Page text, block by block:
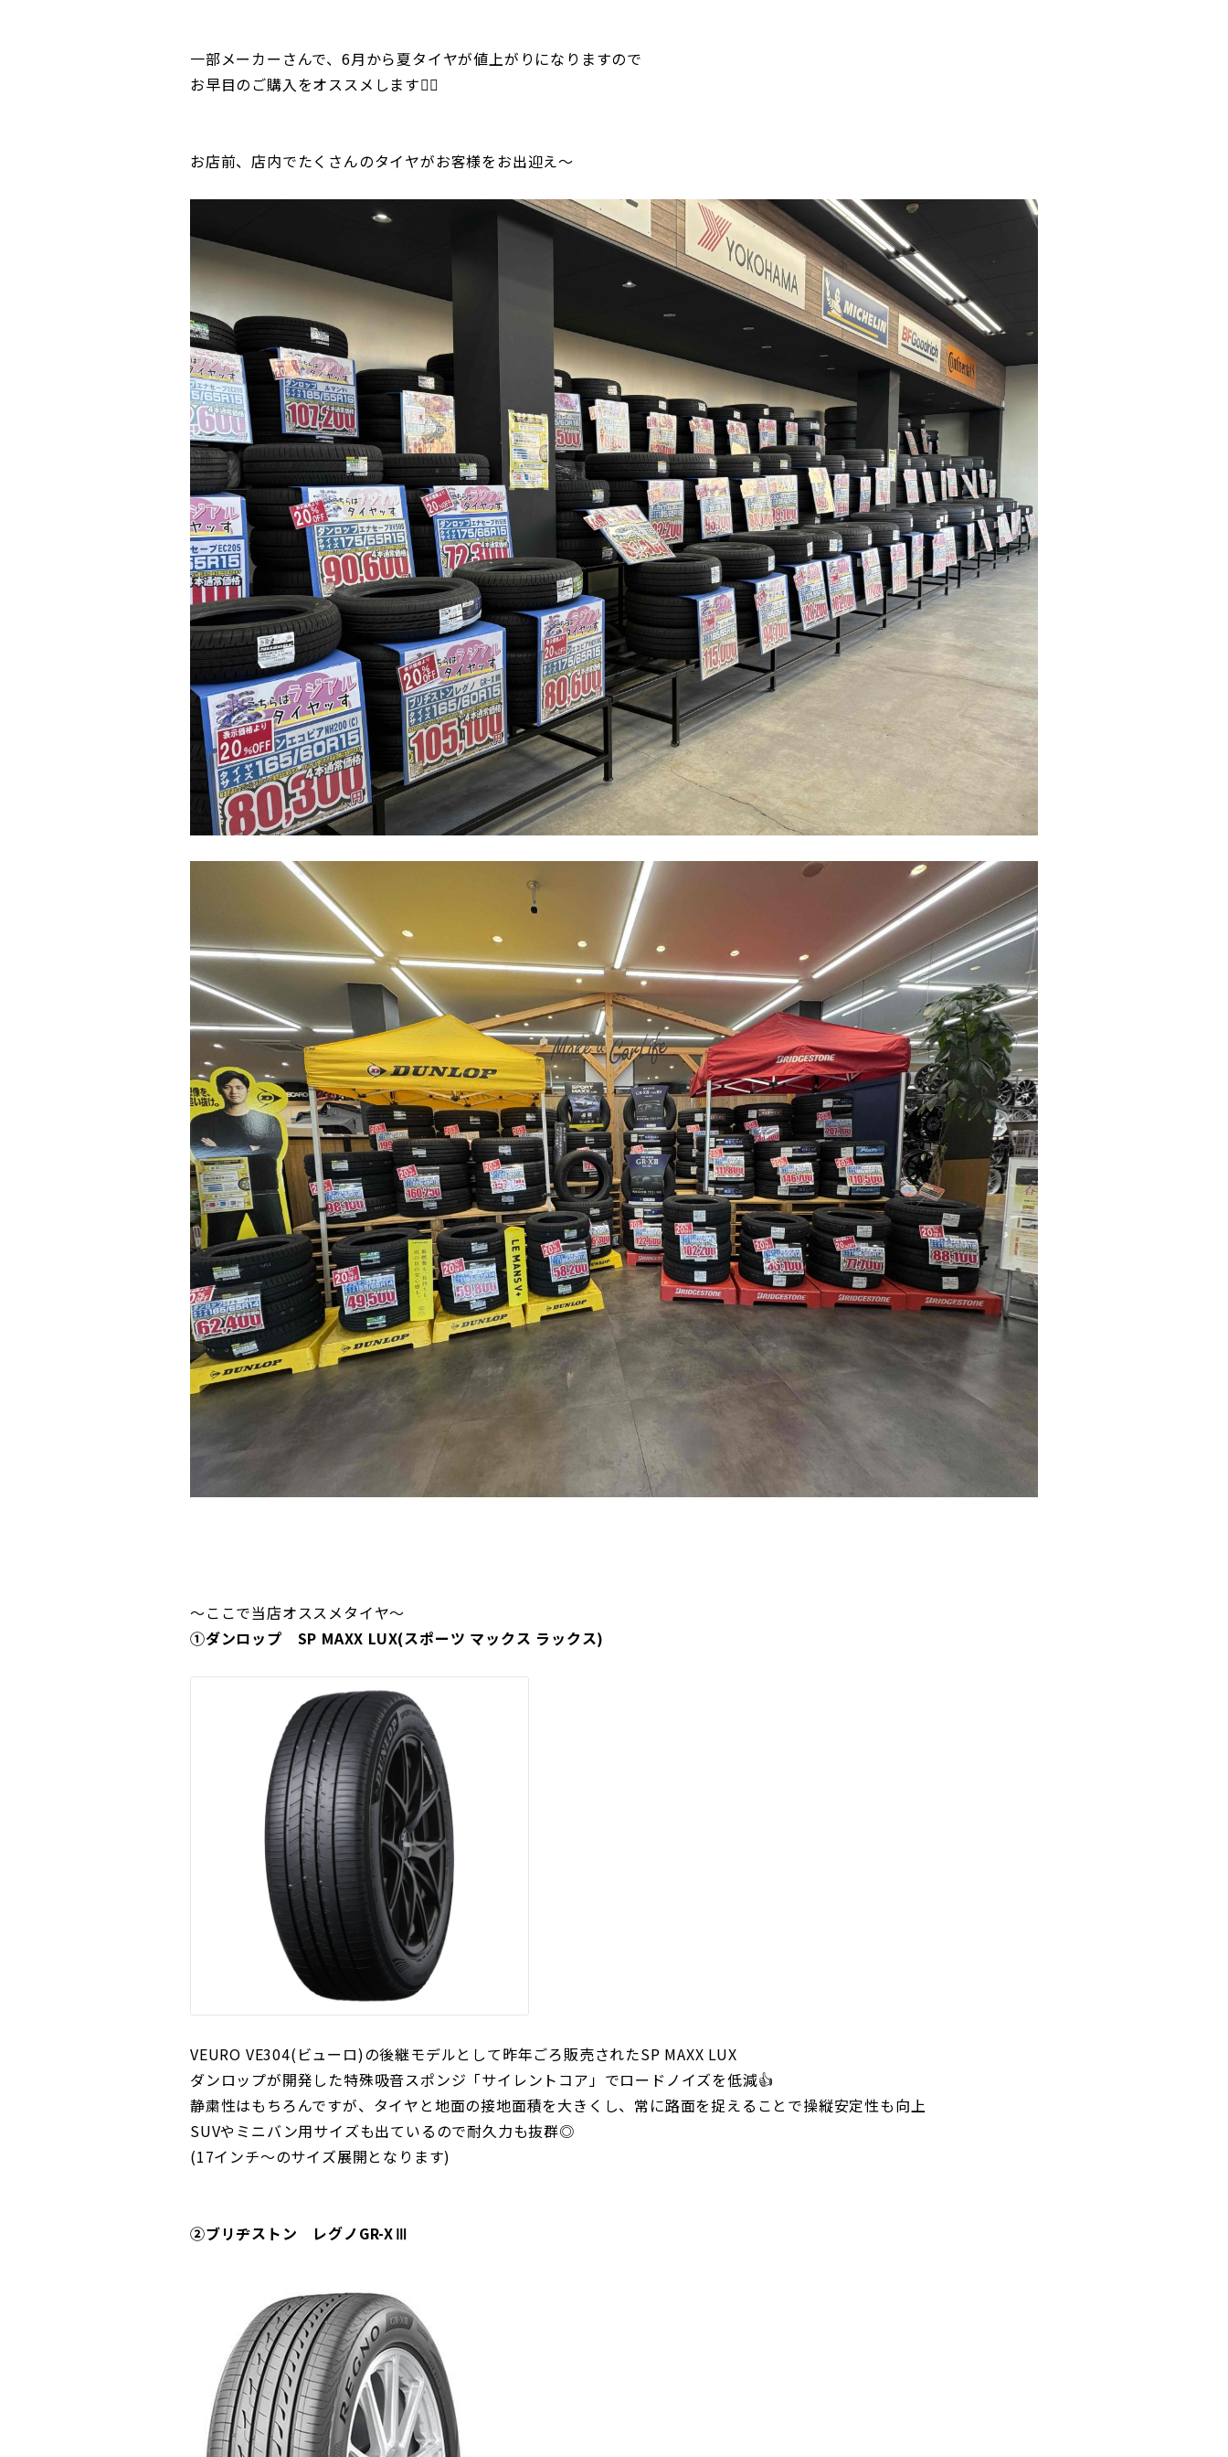
一部メーカーさんで、6月から夏タイヤが値上がりになりますので
お早目のご購入をオススメします🙂‍↕️
お店前、店内でたくさんのタイヤがお客様をお出迎え～
～ここで当店オススメタイヤ～
①ダンロップ SP MAXX LUX(スポーツ マックス ラックス)
VEURO VE304(ビューロ)の後継モデルとして昨年ごろ販売されたSP MAXX LUX
ダンロップが開発した特殊吸音スポンジ「サイレントコア」でロードノイズを低減👍
静粛性はもちろんですが、タイヤと地面の接地面積を大きくし、常に路面を捉えることで操縦安定性も向上
SUVやミニバン用サイズも出ているので耐久力も抜群◎
(17インチ～のサイズ展開となります)
②ブリヂストン レグノGR-XⅢ